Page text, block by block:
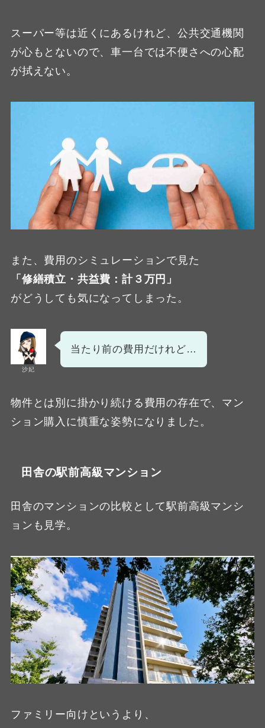
スーパー等は近くにあるけれど、公共交通機関
が心もとないので、車一台では不便さへの心配
が拭えない。
また、費用のシミュレーションで見た
「修繕積立・共益費：計３万円」
がどうしても気になってしまった。
沙妃
当たり前の費用だけれど…
物件とは別に掛かり続ける費用の存在で、マン
ション購入に慎重な姿勢になりました。
田舎の駅前高級マンション
田舎のマンションの比較として駅前高級マンシ
ョンも見学。
ファミリー向けというより、